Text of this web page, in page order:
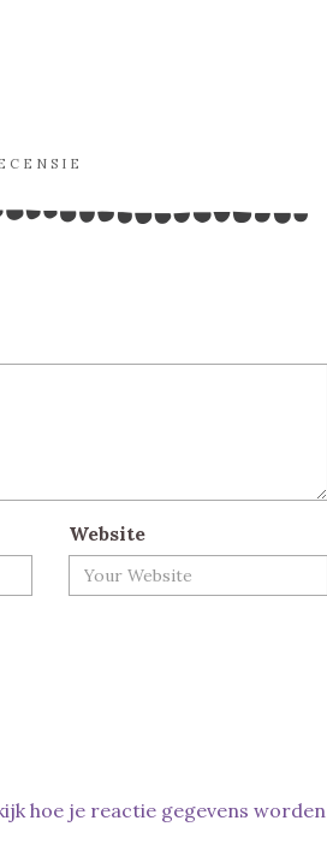
Website
hoe je reactie gegevens worden